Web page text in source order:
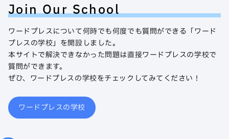
Join Our School
ワードプレスについて何時でも何度でも質問ができる「ワード
プレスの学校」を開設しました。
本サイトで解決できなかった問題は直接ワードプレスの学校で
質問ができます。
ぜひ、ワードプレスの学校をチェックしてみてください！
ワードプレスの学校